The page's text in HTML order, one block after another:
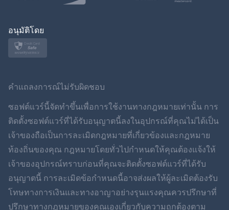
โปแลนด์
ภาษาไทย
Dansk
ฮินดี
อนุมัติโดย
คำแถลงการณ์ไม่รับผิดชอบ
ซอฟต์แวร์นี้จัดทำขึ้นเพื่อการใช้งานทางกฎหมายเท่านั้น การ
ติดตั้งซอฟต์แวร์ที่ได้รับอนุญาตนี้ลงในอุปกรณ์ที่คุณไม่ได้เป็น
เจ้าของถือเป็นการละเมิดกฎหมายที่เกี่ยวข้องและกฎหมาย
ท้องถิ่นของคุณ กฎหมายโดยทั่วไปกำหนดให้คุณต้องแจ้งให้
เจ้าของอุปกรณ์ทราบก่อนที่คุณจะติดตั้งซอฟต์แวร์ที่ได้รับ
อนุญาตนี้ การละเมิดข้อกำหนดนี้อาจส่งผลให้ผู้ละเมิดต้องรับ
โทษทางการเงินและทางอาญาอย่างรุนแรงคุณควรปรึกษาที่
ปรึกษาทางกฎหมายของคุณเองเกี่ยวกับความถูกต้องตาม